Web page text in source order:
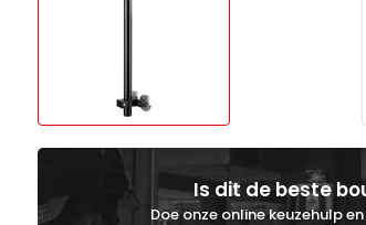
Is dit de beste
Doe onze online keuzehulp